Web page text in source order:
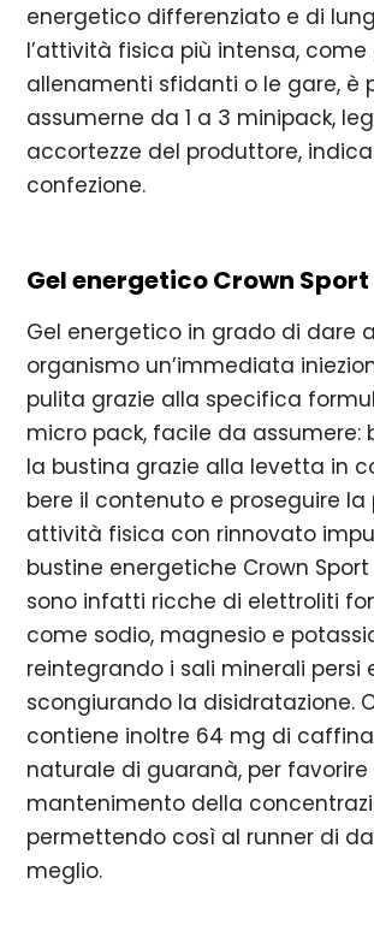
energetico differenziato e di
l’attività fisica più intensa, come
allenamenti sfidanti o le gare, è
assumerne da 1 a 3 minipack,
accortezze del produttore,
confezione.
Gel energetico Crown
Gel energetico in grado di dare
organismo un’immediata
pulita grazie alla specifica
micro pack, facile da assumere:
la bustina grazie alla levetta in
bere il contenuto e proseguire la
attività fisica con rinnovato
bustine energetiche Crown
sono infatti ricche di elettroliti
come sodio, magnesio e
reintegrando i sali minerali persi
scongiurando la disidratazione.
contiene inoltre 64 mg di
naturale di guaranà, per favorire
mantenimento della
permettendo così al runner di
meglio.